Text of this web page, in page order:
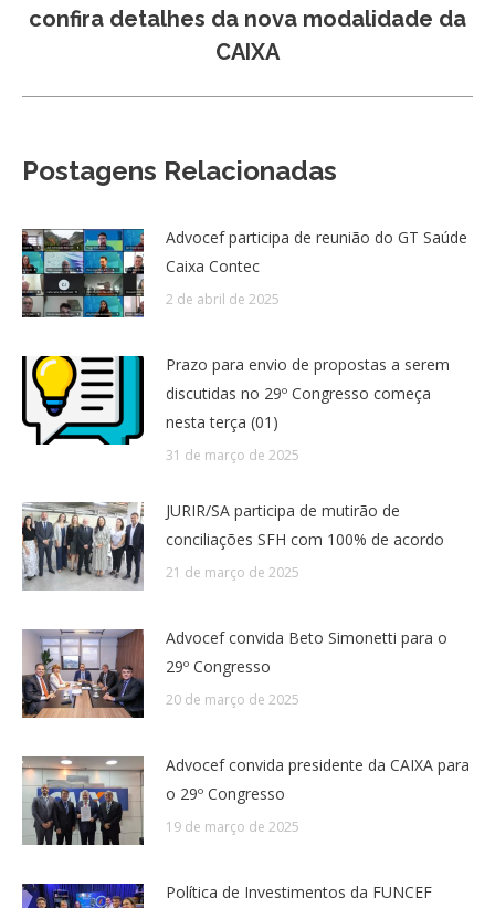
Próximo
post:
confira detalhes da nova modalidade da
CAIXA
Postagens Relacionadas
Advocef participa de reunião do GT Saúde
Caixa Contec
2 de abril de 2025
Prazo para envio de propostas a serem
discutidas no 29º Congresso começa
nesta terça (01)
31 de março de 2025
JURIR/SA participa de mutirão de
conciliações SFH com 100% de acordo
21 de março de 2025
Advocef convida Beto Simonetti para o
29º Congresso
20 de março de 2025
Advocef convida presidente da CAIXA para
o 29º Congresso
19 de março de 2025
Política de Investimentos da FUNCEF